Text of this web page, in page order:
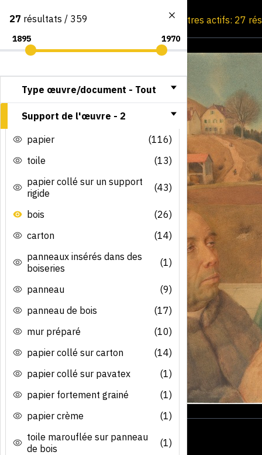
Consultation par image Filtres actifs: 27
27 résultats / 359
Type œuvre/document - Tout
Support de l'œuvre - 2
papier
(116)
toile
(13)
papier collé sur un support
rigide
(43)
bois
(26)
carton
(14)
panneaux insérés dans des
boiseries
(1)
panneau
(9)
panneau de bois
(17)
mur préparé
(10)
papier collé sur carton
(14)
papier collé sur pavatex
(1)
papier fortement grainé
(1)
papier crème
(1)
toile marouflée sur panneau
de bois
(1)